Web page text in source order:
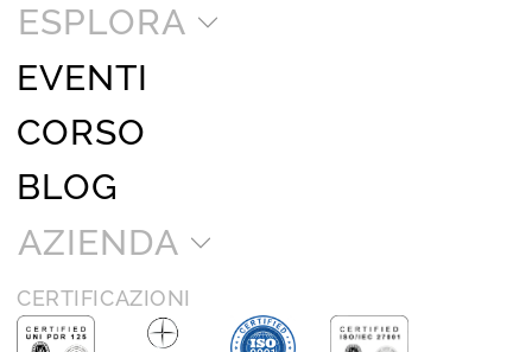
ESPLORA
EVENTI
CORSO
BLOG
AZIENDA
CERTIFICAZIONI